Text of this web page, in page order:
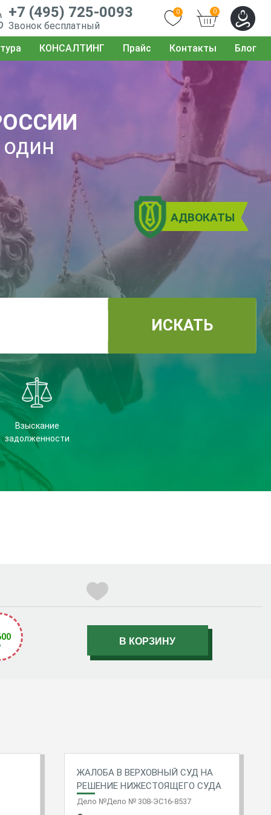
+7 (495) 725-0093
Звонок бесплатный
0 0
КОНСАЛТИНГ Прайс Контакты Блог
ИСКАТЬ
АДВОКАТЫ
Взыскание
задолженности
ЖАЛОБА В ВЕРХОВНЫЙ СУД НА
РЕШЕНИЕ НИЖЕСТОЯЩЕГО СУДА
Дело №Дело № 308-ЭС16-8537